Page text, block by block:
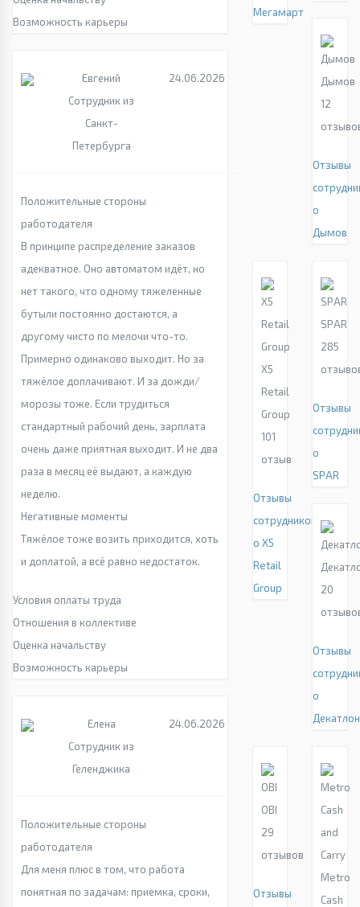
Возможность карьеры
Евгений
Сотрудник из
Санкт-
Петербурга
24.06.2026
Положительные стороны
работодателя
В принципе распределение заказов
адекватное. Оно автоматом идёт, но
нет такого, что одному тяжеленные
бутыли постоянно достаются, а
другому чисто по мелочи что-то.
Примерно одинаково выходит. Но за
тяжёлое доплачивают. И за дожди/
морозы тоже. Если трудиться
стандартный рабочий день, зарплата
очень даже приятная выходит. И не два
раза в месяц её выдают, а каждую
неделю.
Негативные моменты
Тяжёлое тоже возить приходится, хоть
и доплатой, а всё равно недостаток.
Условия оплаты труда
Отношения в коллективе
Оценка начальству
Возможность карьеры
Елена
Сотрудник из
Геленджика
24.06.2026
Положительные стороны
работодателя
Для меня плюс в том, что работа
понятная по задачам: приемка, сроки,
Мегамарт
Дымов
12
Отзывы
о
Дымов
X5
Retail
Group
101
отзыв
Отзывы
сотрудников
о X5
Retail
Group
SPAR
285
Отзывы
о
SPAR
20
Отзывы
о
Декатлон
OBI
29
отзывов
Отзывы
Metro
Cash